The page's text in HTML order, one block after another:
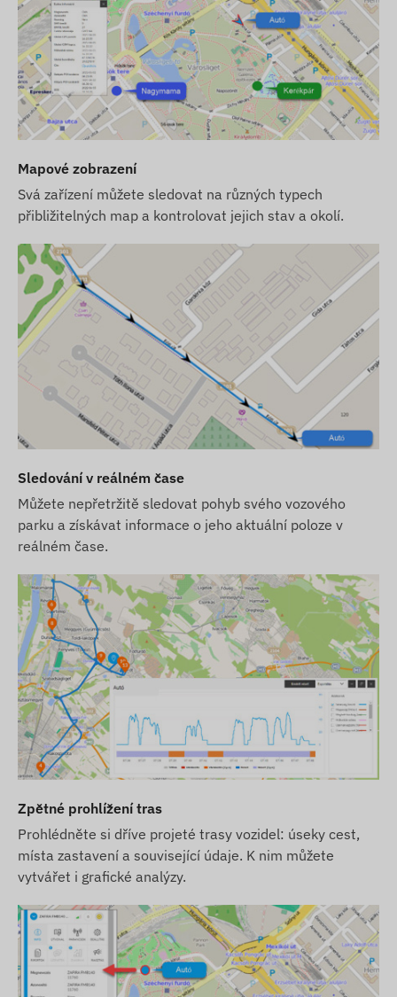
Automatické přepínání mezi režimy spánku a
bdění (pokud je funkce aktivována)
Upozornění
Pohyb
Opustění nebo příjezd do digitálního plotu POI
Nízká úroveň baterie
Obsah balení
FLEXCOM FB222RD3020 jízdní kolo GPS
sledovač
Nabíječka a nabíjecí kabel
Bezpečnostní šrouby a klíč
SIM karta a roční softwarová licence pro stolní
počítače a mobilní telefony
Podmínky použití
Pro normální provoz zařízení je nutné aktivní
sítěmi mobilních operátorů. Tyto zajišťují sběr a
přenos dat a komunikaci s telefonem vlastníka
nebo se sledovacím softwarem s centrálním
sběrným a zpracovatelským systémem. Zařízení
komunikuje přes sítě mobilních operátorů pomocí
vestavěné SIM karty.
Provozní region
Zařízení je kompatibilní s GSM sítěmi v
následujících regionech:
2G: Svět
Možnosti nákupu
Toto zařízení neprodáváme samostatně bez SIM
karty a softwarové licence.
Zařízení dodáváme připravené k použití a
zajišťujeme jeho nepřetržitý provoz – s tímto
Pokud chcete využívat i službu SMS upozornění
našeho softwaru, zakupte si SMS kreditní kartu v
našem e-shopu.
Mapové zobrazení
Svá zařízení můžete sledovat na různých typech
přibližitelných map a kontrolovat jejich stav a okolí.
Sledování v reálném čase
Můžete nepřetržitě sledovat pohyb svého vozového
parku a získávat informace o jeho aktuální poloze v
reálném čase.
Zpětné prohlížení tras
Prohlédněte si dříve projeté trasy vozidel: úseky cest,
místa zastavení a související údaje. K nim můžete
vytvářet i grafické analýzy.